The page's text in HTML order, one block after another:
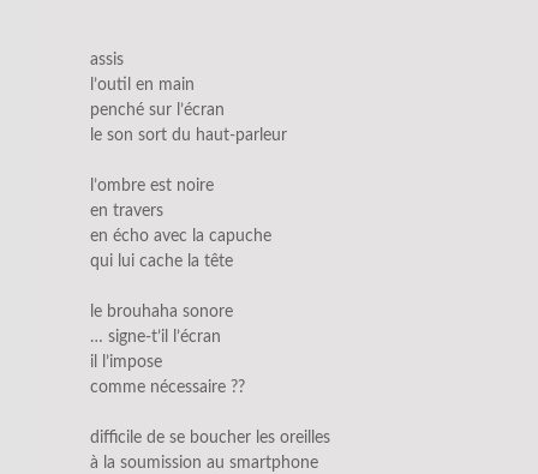
assis
l’outil en main
penché sur l’écran
le son sort du haut-parleur
l’ombre est noire
en travers
en écho avec la capuche
qui lui cache la tête
le brouhaha sonore
… signe-t’il l’écran
il l’impose
comme nécessaire ??
difficile de se boucher les oreilles
à la soumission au smartphone